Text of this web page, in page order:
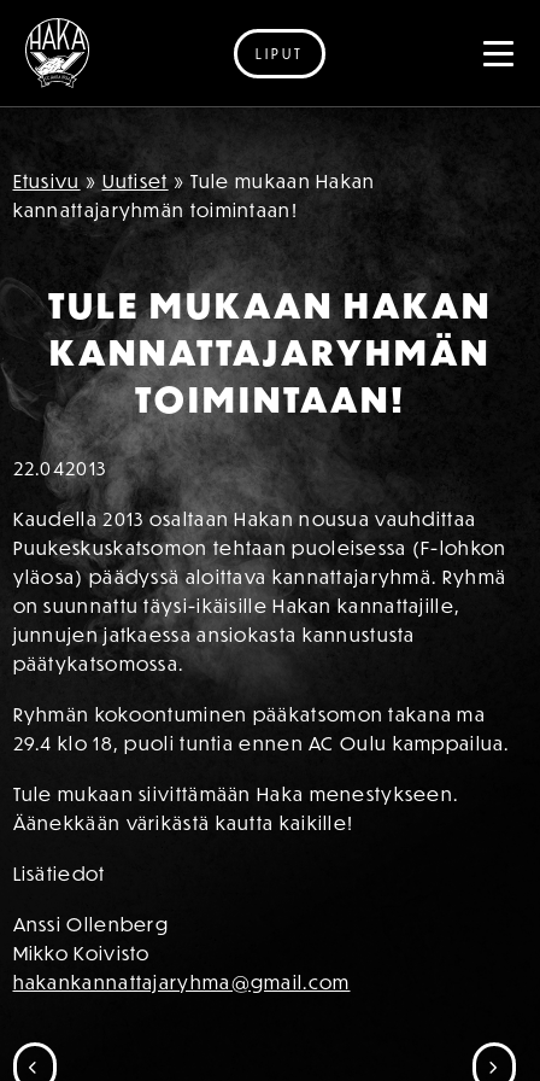
Siirry sisältöön
LIPUT
Etusivu » Uutiset » Tule mukaan Hakan
kannattajaryhmän toimintaan!
TULE MUKAAN HAKAN
KANNATTAJARYHMÄN
TOIMINTAAN!
22.042013
Kaudella 2013 osaltaan Hakan nousua vauhdittaa
Puukeskuskatsomon tehtaan puoleisessa (F-lohkon
yläosa) päädyssä aloittava kannattajaryhmä. Ryhmä
on suunnattu täysi-ikäisille Hakan kannattajille,
junnujen jatkaessa ansiokasta kannustusta
päätykatsomossa.
Ryhmän kokoontuminen pääkatsomon takana ma
29.4 klo 18, puoli tuntia ennen AC Oulu kamppailua.
Tule mukaan siivittämään Haka menestykseen.
Äänekkään värikästä kautta kaikille!
Lisätiedot
Anssi Ollenberg
Mikko Koivisto
hakankannattajaryhma@gmail.com
SIIRRY EDELLISEEN